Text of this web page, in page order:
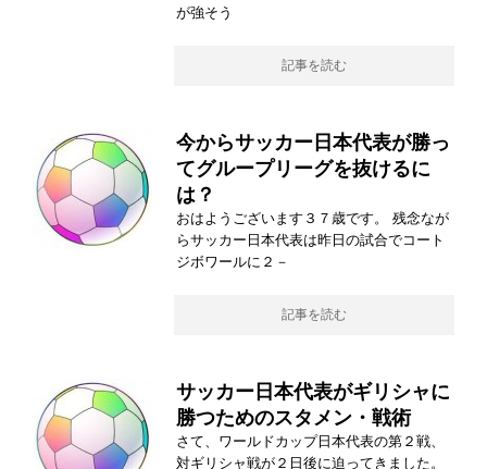
が強そう
記事を読む
今からサッカー日本代表が勝っ
てグループリーグを抜けるに
は？
おはようございます３７歳です。 残念なが
らサッカー日本代表は昨日の試合でコート
ジボワールに２－
記事を読む
サッカー日本代表がギリシャに
勝つためのスタメン・戦術
さて、ワールドカップ日本代表の第２戦、
対ギリシャ戦が２日後に迫ってきました。